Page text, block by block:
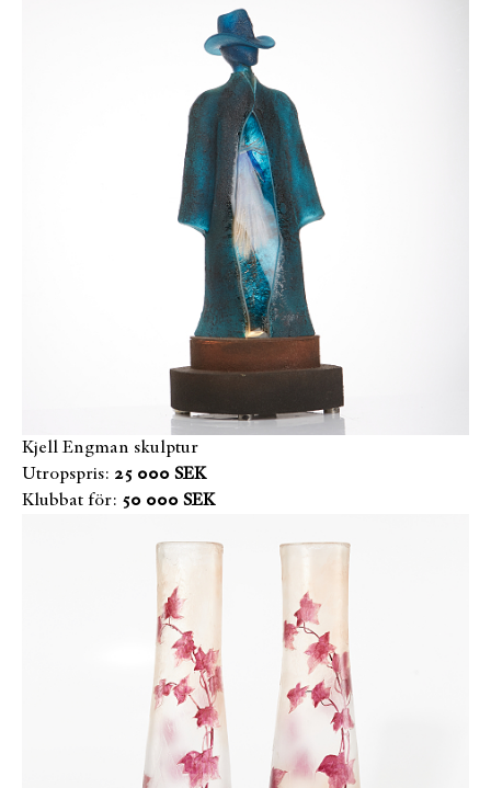
Kjell Engman skulptur
Utropspris: 25 000 SEK
Klubbat för: 50 000 SEK